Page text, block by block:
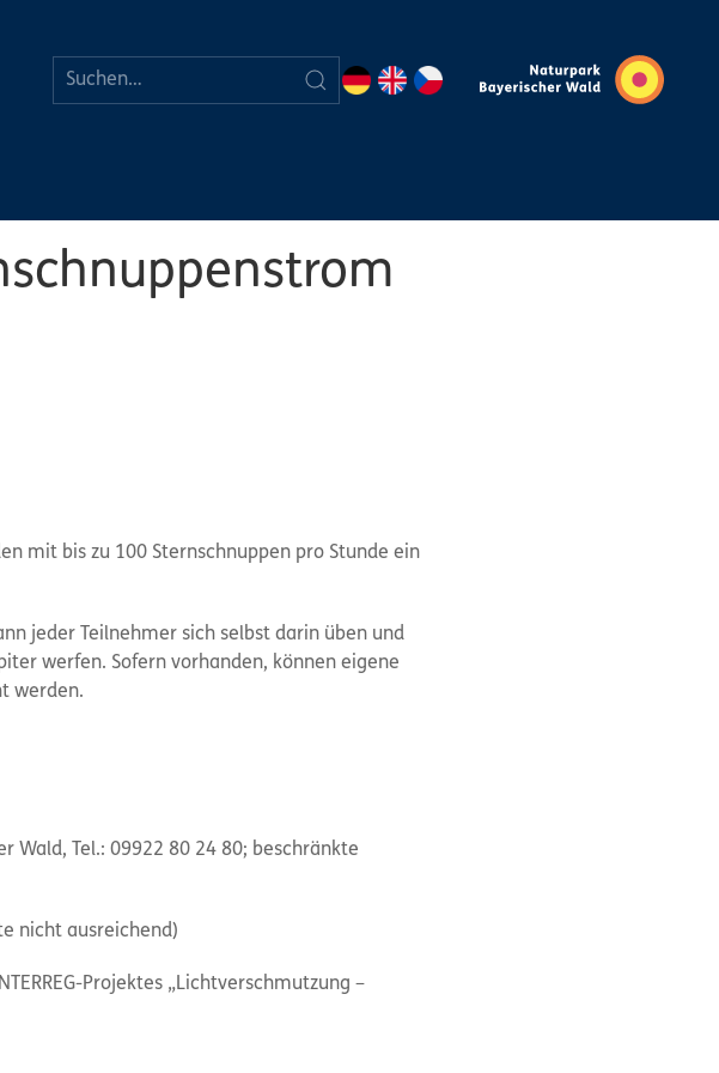
mit bis zu 100 Sternschnuppen pro Stunde ein
jeder Teilnehmer sich selbst darin üben und
werfen. Sofern vorhanden, können eigene
werden.
Wald, Tel.: 09922 80 24 80; beschränkte
nicht ausreichend)
Projektes „Lichtverschmutzung –